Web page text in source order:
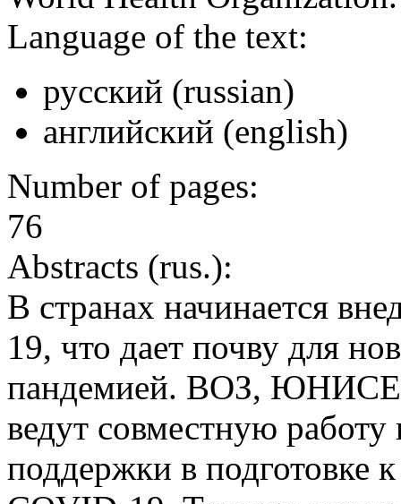
Language of the text:
русский (russian)
английский (english)
Number of pages:
76
Abstracts (rus.):
В странах начинается
19, что дает почву для
пандемией. ВОЗ,
ведут совместную
поддержки в подготовке